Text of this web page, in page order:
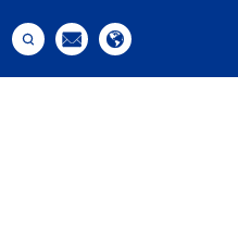
  